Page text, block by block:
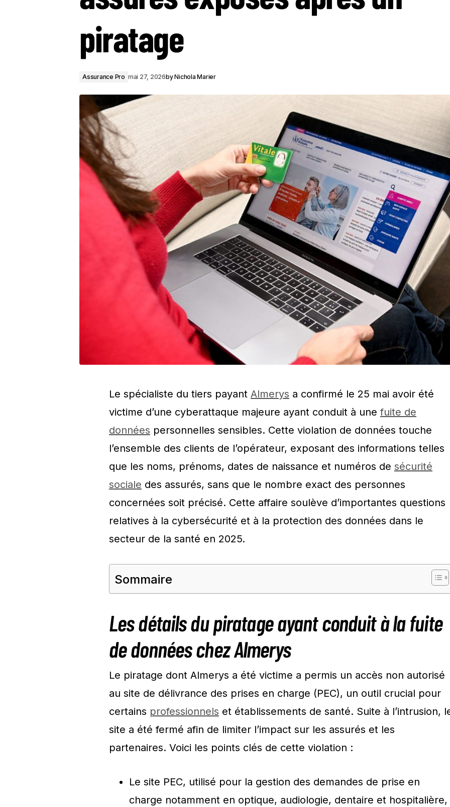
piratage
Assurance Pro mai 27, 2026byNichola Marier
Le spécialiste du tiers payant Almerys a confirmé le 25 mai avoir été
victime d’une cyberattaque majeure ayant conduit à unefuite de
données personnelles sensibles. Cette violation de données touche
l’ensemble des clients de l’opérateur, exposant des informations telles
que les noms, prénoms, dates de naissance et numéros de sécurité
sociale des assurés, sans que le nombre exact des personnes
concernées soit précisé. Cette affaire soulève d’importantes questions
relatives à la cybersécurité et à la protection des données dans le
secteur de la santé en 2025.
Sommaire
Les détails du piratage ayant conduit à la fuite
de données chez Almerys
Le piratage dont Almerys a été victime a permis un accès non autorisé
au site de délivrance des prises en charge (PEC), un outil crucial pour
certains professionnels et établissements de santé. Suite à l’intrusion,
site a été fermé afin de limiter l’impact sur les assurés et les
partenaires. Voici les points clés de cette violation :
Le site PEC, utilisé pour la gestion des demandes de prise en
charge notamment en optique, audiologie, dentaire et hospitalière,